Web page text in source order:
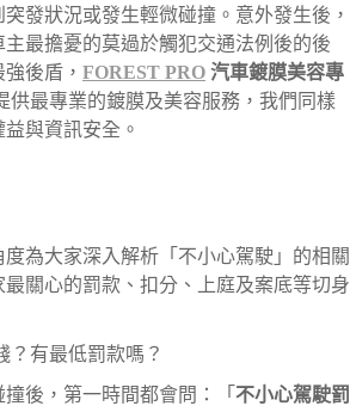
發狀況或發生輕微碰撞。意外發生後，
最擔憂的莫過於觸犯交通法例後的後
後盾， FOREST PRO 汽車鍍膜美容專
供最專業的鍍膜及美容服務，我們同樣
與資訊安全。
為大家深入解析「不小心駕駛」的相關
關心的罰款、扣分、上庭及案底等切身
？有最低罰款嗎？
後，第一時間都會問：「 不小心駕駛罰